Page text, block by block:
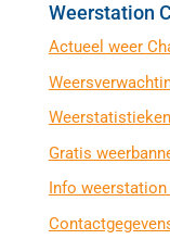
Weerstation
Actueel weer
Gratis
Info weerstation